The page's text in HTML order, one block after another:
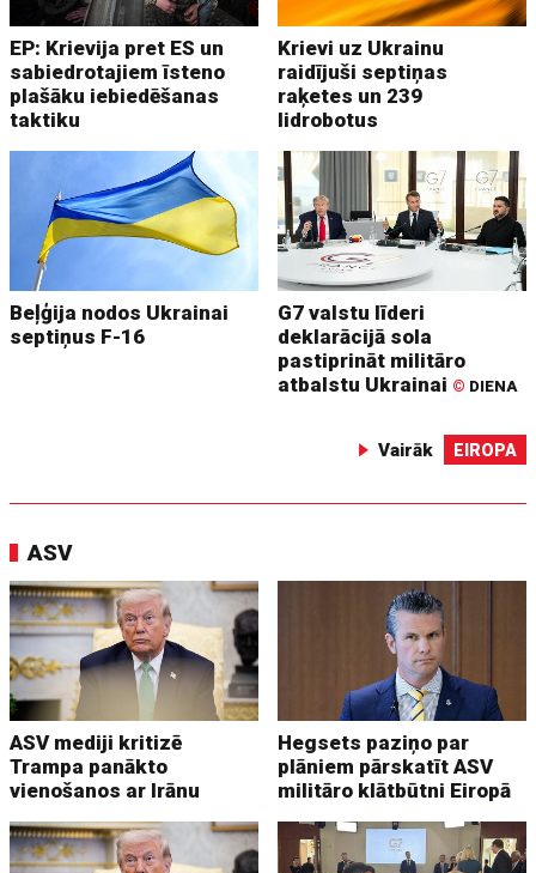
EP: Krievija pret ES un
sabiedrotajiem īsteno
plašāku iebiedēšanas
taktiku
Krievi uz Ukrainu
raidījuši septiņas
raķetes un 239
lidrobotus
Beļģija nodos Ukrainai
septiņus F-16
G7 valstu līderi
deklarācijā sola
pastiprināt militāro
atbalstu Ukrainai © DIENA
Vairāk EIROPA
ASV
ASV mediji kritizē
Trampa panākto
vienošanos ar Irānu
Hegsets paziņo par
plāniem pārskatīt ASV
militāro klātbūtni Eiropā